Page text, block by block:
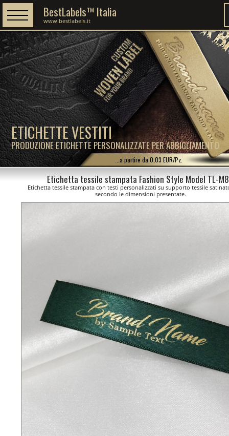
ETICHETTE VESTITI
PRODUZIONE ETICHETTE PERSONALIZZATE PER ABBIGLIAMENTO
BestLabels™ Italia
www.bestlabels.it
...a partire da 0,03 EUR/Pz.
Etichetta tessile stampata Fashion Style Model TL-
Etichetta tessile stampata con testi personalizzati su supporto tessile
secondo le dimensioni presentate.